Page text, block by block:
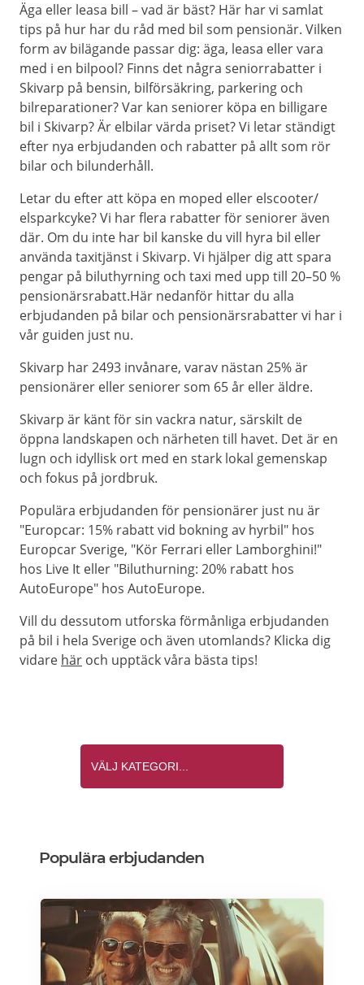
Äga eller leasa bill – vad är bäst? Här har vi samlat
tips på hur har du råd med bil som pensionär. Vilken
form av bilägande passar dig: äga, leasa eller vara
med i en bilpool? Finns det några seniorrabatter i
Skivarp på bensin, bilförsäkring, parkering och
bilreparationer? Var kan seniorer köpa en billigare
bil i Skivarp? Är elbilar värda priset? Vi letar ständigt
efter nya erbjudanden och rabatter på allt som rör
bilar och bilunderhåll.
Letar du efter att köpa en moped eller elscooter/
elsparkcyke? Vi har flera rabatter för seniorer även
där. Om du inte har bil kanske du vill hyra bil eller
använda taxitjänst i Skivarp. Vi hjälper dig att spara
pengar på biluthyrning och taxi med upp till 20–50 %
pensionärsrabatt.Här nedanför hittar du alla
erbjudanden på bilar och pensionärsrabatter vi har i
vår guiden just nu.
Skivarp har 2493 invånare, varav nästan 25% är
pensionärer eller seniorer som 65 år eller äldre.
Skivarp är känt för sin vackra natur, särskilt de
öppna landskapen och närheten till havet. Det är en
lugn och idyllisk ort med en stark lokal gemenskap
och fokus på jordbruk.
Populära erbjudanden för pensionärer just nu är
"Europcar: 15% rabatt vid bokning av hyrbil" hos
Europcar Sverige, "Kör Ferrari eller Lamborghini!"
hos Live It eller "Biluthurning: 20% rabatt hos
AutoEurope" hos AutoEurope.
Vill du dessutom utforska förmånliga erbjudanden
på bil i hela Sverige och även utomlands? Klicka dig
vidare här och upptäck våra bästa tips!
Populära erbjudanden